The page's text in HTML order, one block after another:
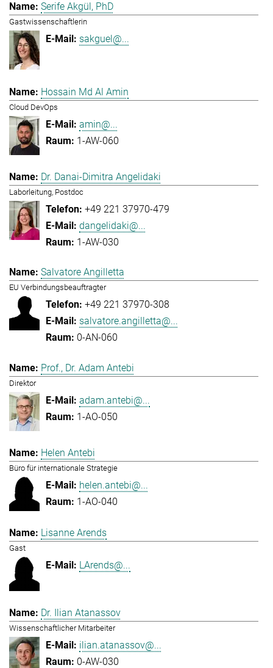
Serife Akgül, PhD
Gastwissenschaftlerin
sakguel@...
Hossain Md Al Amin
Cloud DevOps
amin@...
1-AW-060
Dr. Danai-Dimitra Angelidaki
Laborleitung, Postdoc
+49 221 37970-479
dangelidaki@...
1-AW-030
Salvatore Angilletta
EU Verbindungsbeauftragter
+49 221 37970-308
salvatore.angilletta@...
0-AN-060
Prof., Dr. Adam Antebi
Direktor
adam.antebi@...
1-AO-050
Helen Antebi
Büro für internationale Strategie
helen.antebi@...
1-AO-040
Lisanne Arends
Gast
LArends@...
Dr. Ilian Atanassov
Wissenschaftlicher Mitarbeiter
ilian.atanassov@...
0-AW-030